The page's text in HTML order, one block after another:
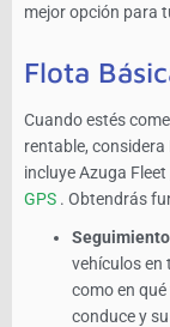
mejor opción para
Flota
Cuando estés
rentable,
incluye Azuga
GPS . Obtendrás
Seguimiento
vehículos en
como en
conduce y